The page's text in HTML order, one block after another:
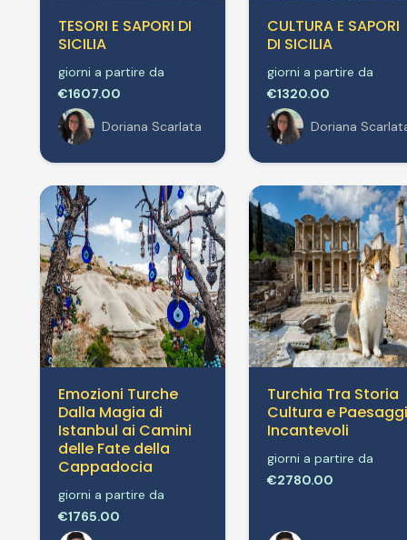
TESORI E SAPORI DI
SICILIA
giorni a partire da
€1607.00
Doriana Scarlata
CULTURA E SAPORI
DI SICILIA
giorni a partire da
€1320.00
Doriana
Emozioni Turche
Dalla Magia di
Istanbul ai Camini
delle Fate della
Cappadocia
giorni a partire da
€1765.00
Turchia Tra Storia
Cultura e Paesaggi
Incantevoli
giorni a partire da
€2780.00